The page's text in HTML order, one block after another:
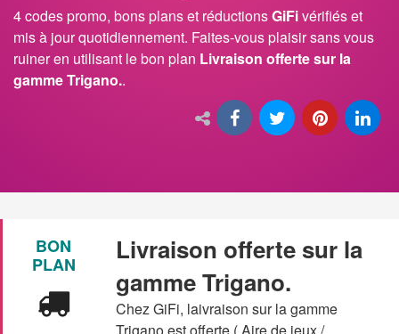
4 codes promo, bons plans et réductionsGiFivérifiés et
mis à jour quotidiennement. Faites-vous plaisir sans vous
ruiner en utilisant le bon plan Livraison offerte sur la
gamme Trigano..
BON
PLAN
Livraison offerte sur la
gamme Trigano.
Chez GiFi, laivraison sur la gamme